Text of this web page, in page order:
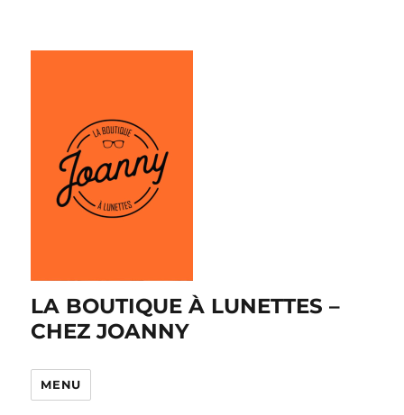
LA BOUTIQUE À LUNETTES –
CHEZ JOANNY
MENU